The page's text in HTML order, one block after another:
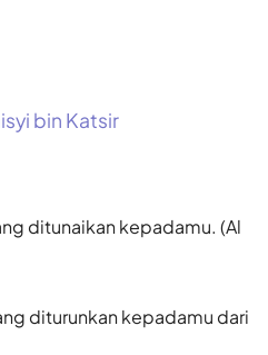
bin Katsir
ditunaikan kepadamu. (Al
diturunkan kepadamu dari